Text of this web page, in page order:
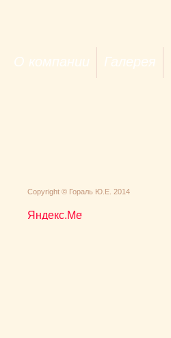
О компании Галерея
Сopyright © Гораль Ю.Е. 2014